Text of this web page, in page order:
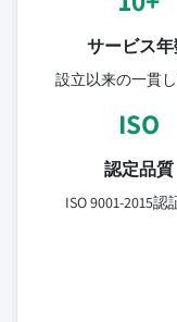
サービス
設立以来の一貫
ISO
認定品質
ISO 9001-2015認